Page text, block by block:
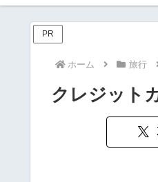
PR
ホーム 旅行
クレジット